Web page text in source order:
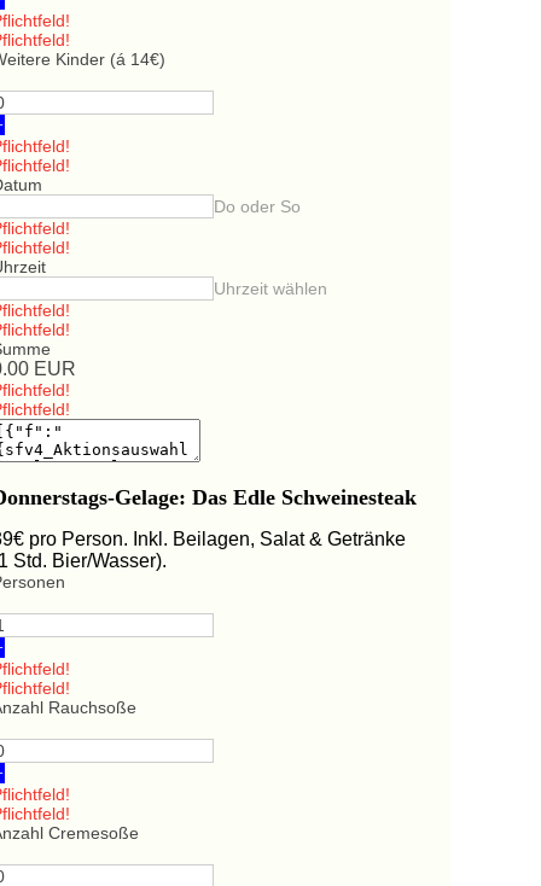
Kinder (á 14€)
Do oder So
Uhrzeit wählen
EUR
Gelage: Das Edle Schweinesteak
pro Person. Inkl. Beilagen, Salat & Getränke
Std. Bier/Wasser).
Rauchsoße
Cremesoße